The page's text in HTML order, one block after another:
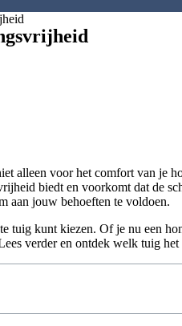
alleen voor het comfort van je
biedt en voorkomt dat de
aan jouw behoeften te voldoen.
kunt kiezen. Of je nu een
verder en ontdek welk tuig